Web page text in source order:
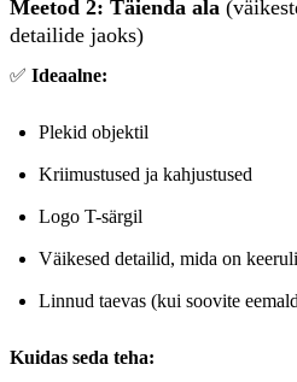
Meetod 2: Täienda ala
detailide jaoks)
✅ Ideaalne:
Plekid objektil
Kriimustused ja kahjustused
Logo T-särgil
Väikesed detailid, mida on
Linnud taevas (kui soovite
Kuidas seda teha: